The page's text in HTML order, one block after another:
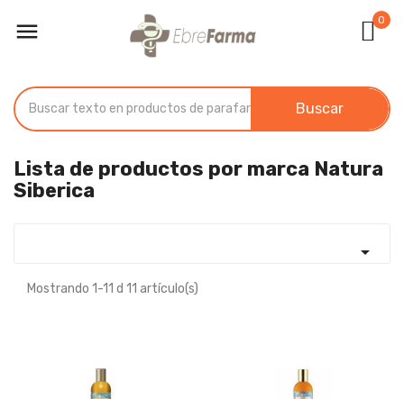
 0
Buscar
Lista de productos por marca Natura
Siberica

Mostrando 1-11 d 11 artículo(s)